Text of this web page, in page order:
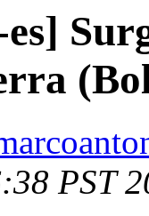
PST